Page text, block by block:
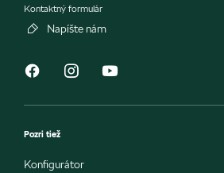
Kontaktný formulár
Napíšte nám
Pozri tiež
Konfigurátor